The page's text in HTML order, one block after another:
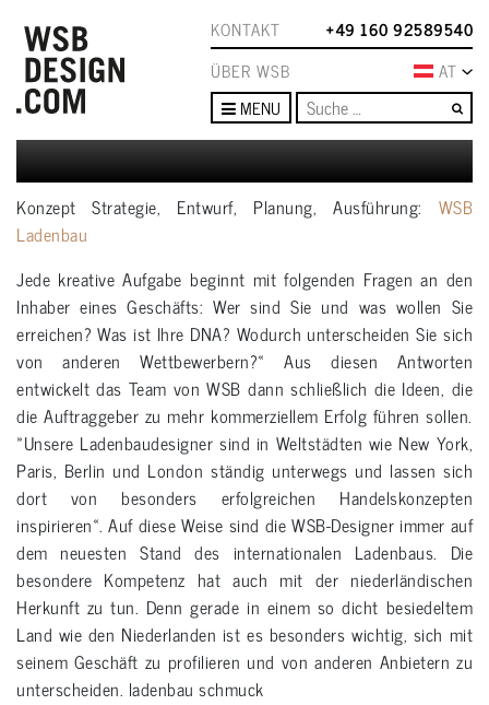
KONTAKT
+49 160 92589540
ÜBER WSB
AT
MENU
Konzept Strategie, Entwurf, Planung, Ausführung: WSB
Ladenbau
Jede kreative Aufgabe beginnt mit folgenden Fragen an den
Inhaber eines Geschäfts: Wer sind Sie und was wollen Sie
erreichen? Was ist Ihre DNA? Wodurch unterscheiden Sie sich
von anderen Wettbewerbern?« Aus diesen Antworten
entwickelt das Team von WSB dann schließlich die Ideen, die
die Auftraggeber zu mehr kommerziellem Erfolg führen sollen.
»Unsere Ladenbaudesigner sind in Weltstädten wie New York,
Paris, Berlin und London ständig unterwegs und lassen sich
dort von besonders erfolgreichen Handelskonzepten
inspirieren«. Auf diese Weise sind die WSB-Designer immer auf
dem neuesten Stand des internationalen Ladenbaus. Die
besondere Kompetenz hat auch mit der niederländischen
Herkunft zu tun. Denn gerade in einem so dicht besiedeltem
Land wie den Niederlanden ist es besonders wichtig, sich mit
seinem Geschäft zu profilieren und von anderen Anbietern zu
unterscheiden. ladenbau schmuck